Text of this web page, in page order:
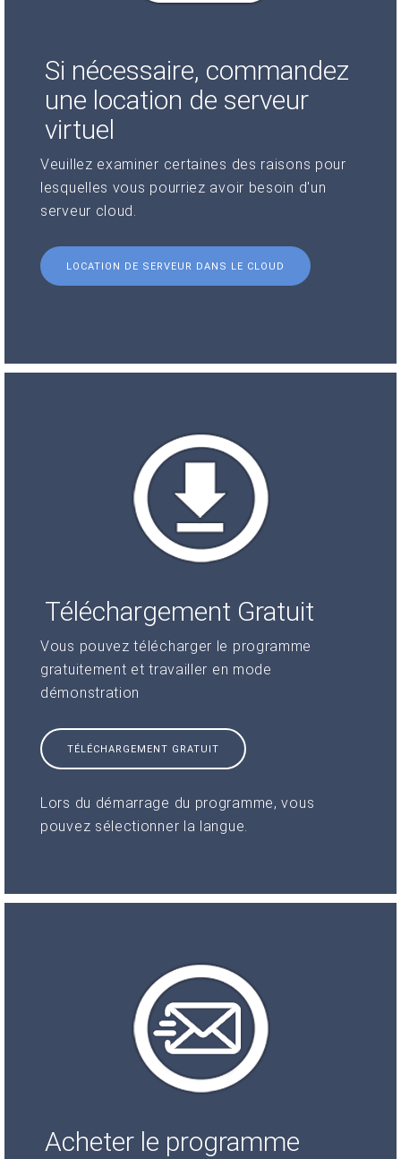
Si nécessaire, commandez
une location de serveur
virtuel
Veuillez examiner certaines des raisons pour
lesquelles vous pourriez avoir besoin d'un
serveur cloud.
LOCATION DE SERVEUR DANS LE CLOUD
Téléchargement Gratuit
Vous pouvez télécharger le programme
gratuitement et travailler en mode
démonstration
TÉLÉCHARGEMENT GRATUIT
Lors du démarrage du programme, vous
pouvez sélectionner la langue.
Acheter le programme